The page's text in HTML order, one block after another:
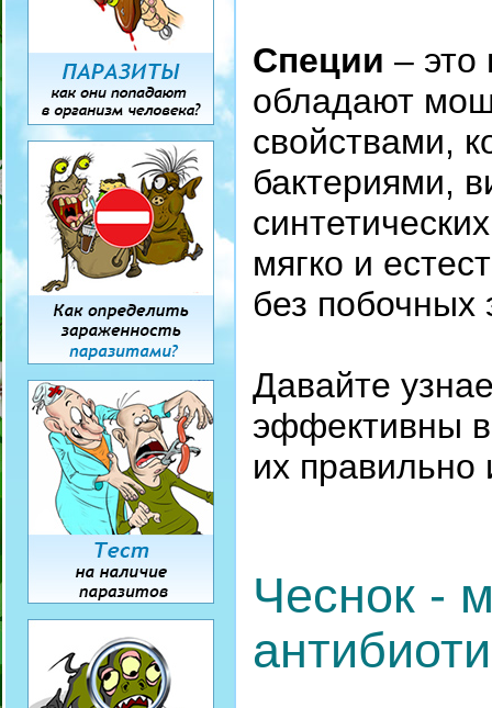
Специи – это
обладают
свойствами,
бактериями,
мягко и
без
Давайте
эффективны
их правильно
Чеснок -